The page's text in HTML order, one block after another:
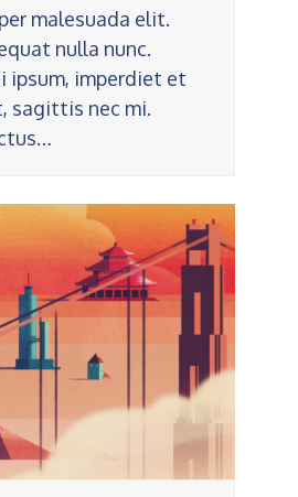
malesuada elit.
nulla nunc.
ipsum, imperdiet et
sagittis nec mi.